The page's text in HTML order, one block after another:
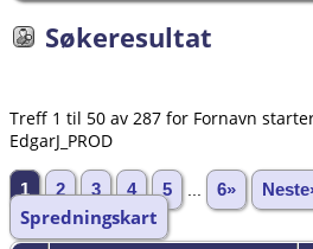
Søkeresultat
Treff 1 til 50 av 287 for Fornavn
EdgarJ_PROD
1 2 3 4 5 6»
Spredningskart